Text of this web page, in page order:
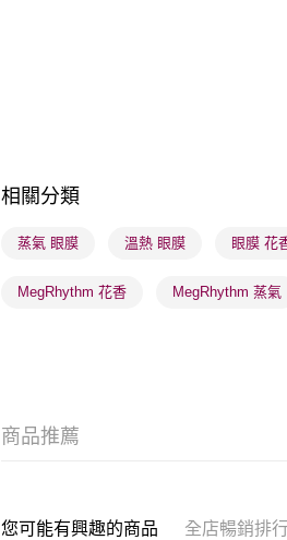
相關分類
蒸氣 眼膜 溫熱 眼膜 眼膜 花
MegRhythm 花香 MegRhythm 蒸氣
商品推薦
您可能有興趣的商品 全店暢銷排